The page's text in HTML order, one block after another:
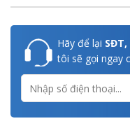
Hãy để lại
tôi sẽ gọi ngay